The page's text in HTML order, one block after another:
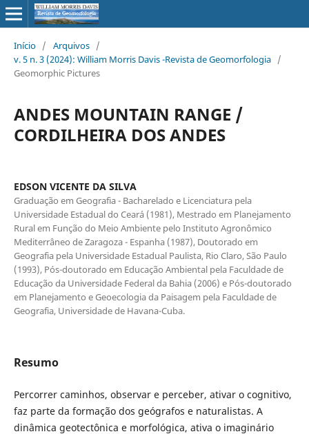
Início / Arquivos /
v. 5 n. 3 (2024): William Morris Davis -Revista de Geomorfologia /
Geomorphic Pictures
ANDES MOUNTAIN RANGE /
CORDILHEIRA DOS ANDES
EDSON VICENTE DA SILVA
Graduação em Geografia - Bacharelado e Licenciatura pela
Universidade Estadual do Ceará (1981), Mestrado em Planejamento
Rural em Função do Meio Ambiente pelo Instituto Agronômico
Mediterrâneo de Zaragoza - Espanha (1987), Doutorado em
Geografia pela Universidade Estadual Paulista, Rio Claro, São Paulo
(1993), Pós-doutorado em Educação Ambiental pela Faculdade de
Educação da Universidade Federal da Bahia (2006) e Pós-doutorado
em Planejamento e Geoecologia da Paisagem pela Faculdade de
Geografia, Universidade de Havana-Cuba.
Resumo
Percorrer caminhos, observar e perceber, ativar o cognitivo,
faz parte da formação dos geógrafos e naturalistas. A
dinâmica geotectônica e morfológica, ativa o imaginário